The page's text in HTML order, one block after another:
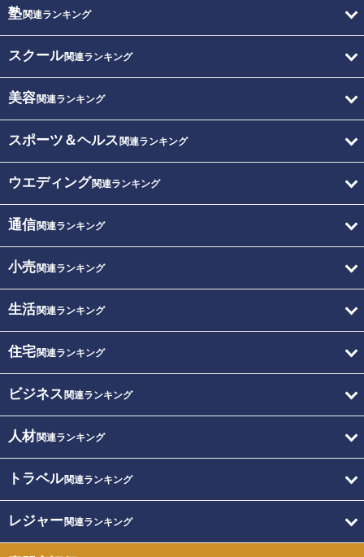
塾関連ランキング
スクール関連ランキング
美容関連ランキング
スポーツ＆ヘルス 関連ランキング
ウエディング関連ランキング
通信関連ランキング
小売関連ランキング
生活関連ランキング
住宅関連ランキング
ビジネス 関連ランキング
人材関連ランキング
トラベル関連ランキング
レジャー関連ランキング